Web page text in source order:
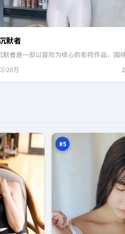
默者
默者是一部以冒险为核心的影视作品，围
20万
#5
火